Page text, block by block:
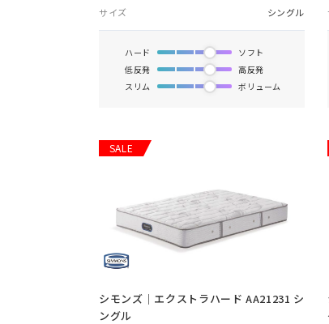
サイズ シングル
ハード
ソフト
低反発
高反発
スリム
ボリューム
SALE
シモンズ｜エクストラハード AA21231 シ
ングル